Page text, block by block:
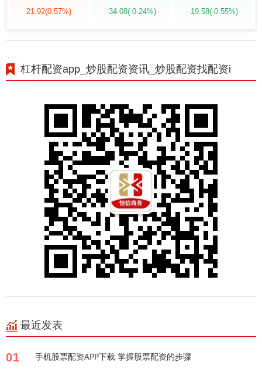
21.92(0.57%) -34.08(-0.24%) -19.58(-0.55%)
杠杆配资app_炒股配资资讯_炒股配资找配资i
最近发表
01 手机股票配资APP下载 掌握股票配资的步骤